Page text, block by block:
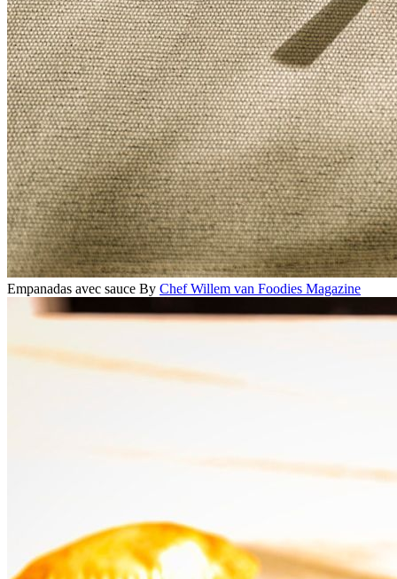
Empanadas avec sauce By Chef Willem van Foodies Magazine